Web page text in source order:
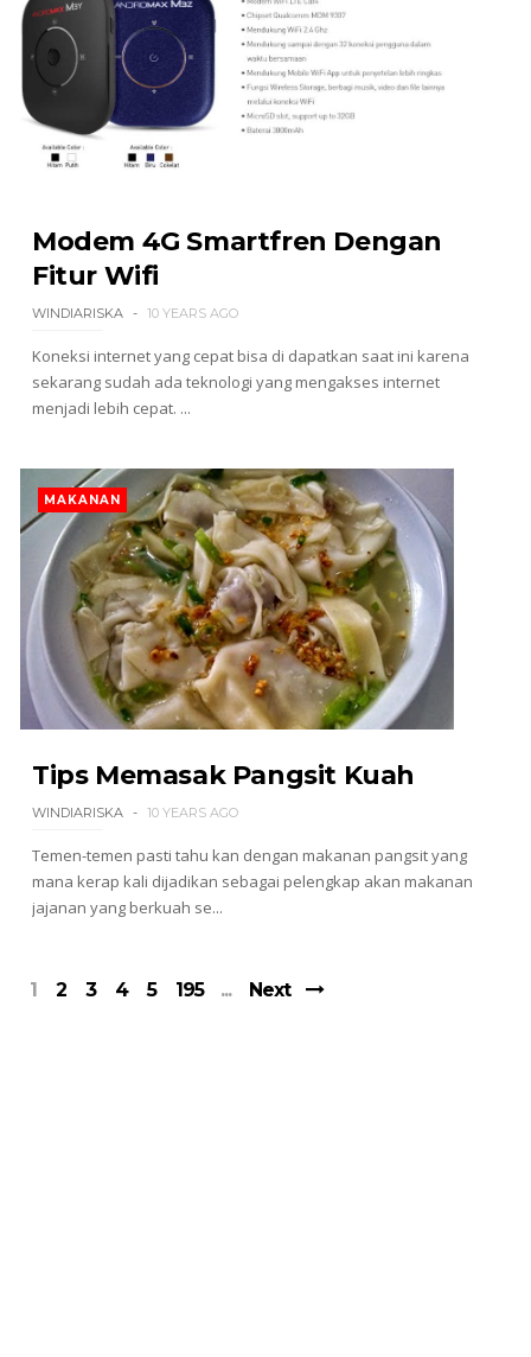
Modem 4G Smartfren Dengan
Fitur Wifi
WINDIARISKA 10 YEARS AGO
Koneksi internet yang cepat bisa di dapatkan saat ini karena
sekarang sudah ada teknologi yang mengakses internet
menjadi lebih cepat. ...
MAKANAN
Tips Memasak Pangsit Kuah
WINDIARISKA 10 YEARS AGO
Temen-temen pasti tahu kan dengan makanan pangsit yang
mana kerap kali dijadikan sebagai pelengkap akan makanan
jajanan yang berkuah se...
1 2 3 4 5 195 Next